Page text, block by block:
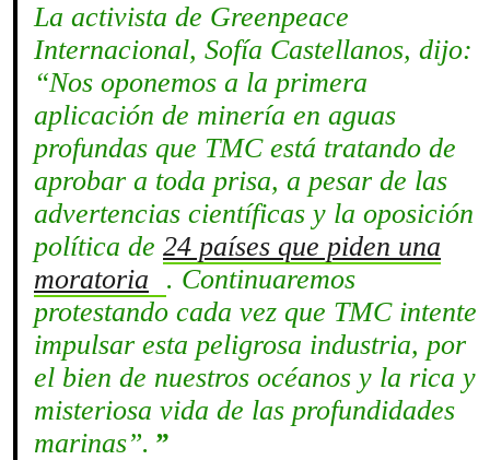
La activista de Greenpeace
Internacional, Sofía Castellanos, dijo:
“Nos oponemos a la primera
aplicación de minería en aguas
profundas que TMC está tratando de
aprobar a toda prisa, a pesar de las
advertencias científicas y la oposición
política de 24 países que piden una
moratoria
. Continuaremos
protestando cada vez que TMC intente
impulsar esta peligrosa industria, por
el bien de nuestros océanos y la rica y
misteriosa vida de las profundidades
marinas”.